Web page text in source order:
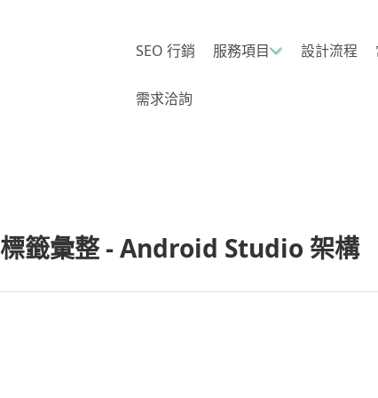
SEO 行銷 服務項目 設計流程
需求洽詢
標籤彙整 - Android Studio 架構